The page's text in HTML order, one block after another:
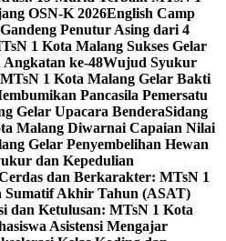
OSN-K 2026English Camp
Penutur Asing dari 4
1 Kota Malang Sukses Gelar
ke-48Wujud Syukur
1 Kota Malang Gelar Bakti
Pancasila Pemersatu
Gelar Upacara BenderaSidang
Malang Diwarnai Capaian Nilai
Gelar Penyembelihan Hewan
dan Kepedulian
dan Berkarakter: MTsN 1
Sumatif Akhir Tahun (ASAT)
dan Ketulusan: MTsN 1 Kota
Asistensi Mengajar